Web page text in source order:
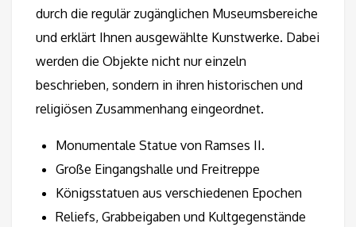
durch die regulär zugänglichen Museumsbereiche
und erklärt Ihnen ausgewählte Kunstwerke. Dabei
werden die Objekte nicht nur einzeln
beschrieben, sondern in ihren historischen und
religiösen Zusammenhang eingeordnet.
Monumentale Statue von Ramses II.
Große Eingangshalle und Freitreppe
Königsstatuen aus verschiedenen Epochen
Reliefs, Grabbeigaben und Kultgegenstände